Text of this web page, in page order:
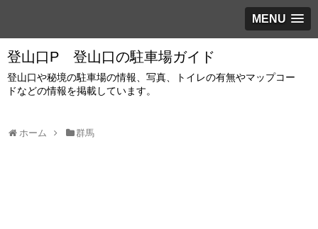
MENU
登山口P 登山口の駐車場ガイド
登山口や秘境の駐車場の情報、写真、トイレの有無やマップコー
ドなどの情報を掲載しています。
ホーム 群馬